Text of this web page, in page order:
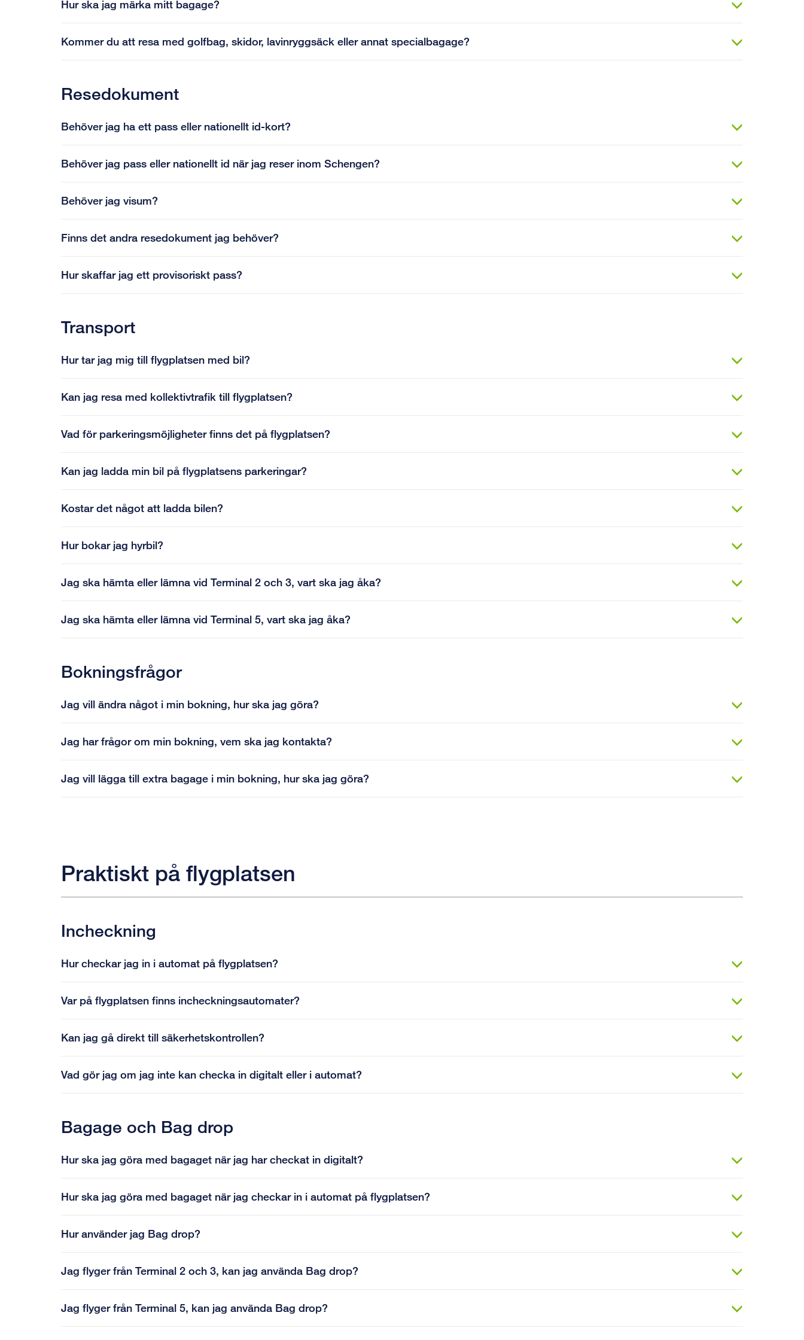
Hur ska jag märka mitt bagage?
Kommer du att resa med golfbag, skidor, lavinryggsäck eller annat specialbagage?
Resedokument
Behöver jag ha ett pass eller nationellt id-kort?
Behöver jag pass eller nationellt id när jag reser inom Schengen?
Behöver jag visum?
Finns det andra resedokument jag behöver?
Hur skaffar jag ett provisoriskt pass?
Transport
Hur tar jag mig till flygplatsen med bil?
Kan jag resa med kollektivtrafik till flygplatsen?
Vad för parkeringsmöjligheter finns det på flygplatsen?
Kan jag ladda min bil på flygplatsens parkeringar?
Kostar det något att ladda bilen?
Hur bokar jag hyrbil?
Jag ska hämta eller lämna vid Terminal 2 och 3, vart ska jag åka?
Jag ska hämta eller lämna vid Terminal 5, vart ska jag åka?
Bokningsfrågor
Jag vill ändra något i min bokning, hur ska jag göra?
Jag har frågor om min bokning, vem ska jag kontakta?
Jag vill lägga till extra bagage i min bokning, hur ska jag göra?
Praktiskt på flygplatsen
Incheckning
Hur checkar jag in i automat på flygplatsen?
Var på flygplatsen finns incheckningsautomater?
Kan jag gå direkt till säkerhetskontrollen?
Vad gör jag om jag inte kan checka in digitalt eller i automat?
Bagage och Bag drop
Hur ska jag göra med bagaget när jag har checkat in digitalt?
Hur ska jag göra med bagaget när jag checkar in i automat på flygplatsen?
Hur använder jag Bag drop?
Jag flyger från Terminal 2 och 3, kan jag använda Bag drop?
Jag flyger från Terminal 5, kan jag använda Bag drop?